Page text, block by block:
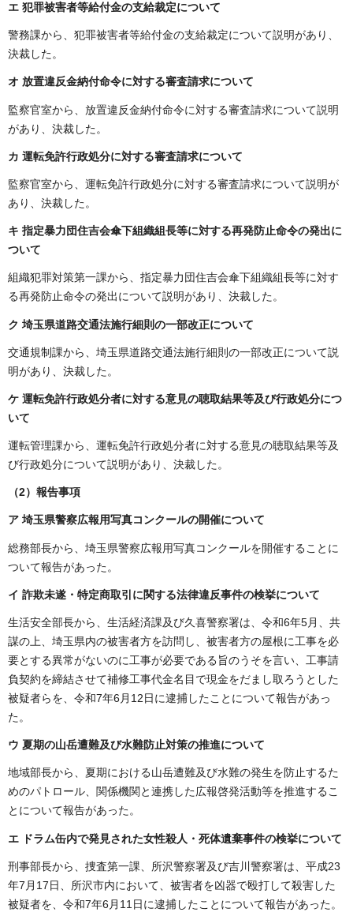
エ 犯罪被害者等給付金の支給裁定について
警務課から、犯罪被害者等給付金の支給裁定について説明があり、
決裁した。
オ 放置違反金納付命令に対する審査請求について
監察官室から、放置違反金納付命令に対する審査請求について説明
があり、決裁した。
カ 運転免許行政処分に対する審査請求について
監察官室から、運転免許行政処分に対する審査請求について説明が
あり、決裁した。
キ 指定暴力団住吉会傘下組織組長等に対する再発防止命令の発出に
ついて
組織犯罪対策第一課から、指定暴力団住吉会傘下組織組長等に対す
る再発防止命令の発出について説明があり、決裁した。
ク 埼玉県道路交通法施行細則の一部改正について
交通規制課から、埼玉県道路交通法施行細則の一部改正について説
明があり、決裁した。
ケ 運転免許行政処分者に対する意見の聴取結果等及び行政処分につ
いて
運転管理課から、運転免許行政処分者に対する意見の聴取結果等及
び行政処分について説明があり、決裁した。
（2） 報告事項
ア 埼玉県警察広報用写真コンクールの開催について
総務部長から、埼玉県警察広報用写真コンクールを開催することに
ついて報告があった。
イ 詐欺未遂・特定商取引に関する法律違反事件の検挙について
生活安全部長から、生活経済課及び久喜警察署は、令和6年5月、共
謀の上、埼玉県内の被害者方を訪問し、被害者方の屋根に工事を必
要とする異常がないのに工事が必要である旨のうそを言い、工事請
負契約を締結させて補修工事代金名目で現金をだまし取ろうとした
被疑者らを、令和7年6月12日に逮捕したことについて報告があっ
た。
ウ 夏期の山岳遭難及び水難防止対策の推進について
地域部長から、夏期における山岳遭難及び水難の発生を防止するた
めのパトロール、関係機関と連携した広報啓発活動等を推進するこ
とについて報告があった。
エ ドラム缶内で発見された女性殺人・死体遺棄事件の検挙について
刑事部長から、捜査第一課、所沢警察署及び吉川警察署は、平成23
年7月17日、所沢市内において、被害者を凶器で殴打して殺害した
被疑者を、令和7年6月11日に逮捕したことについて報告があった。